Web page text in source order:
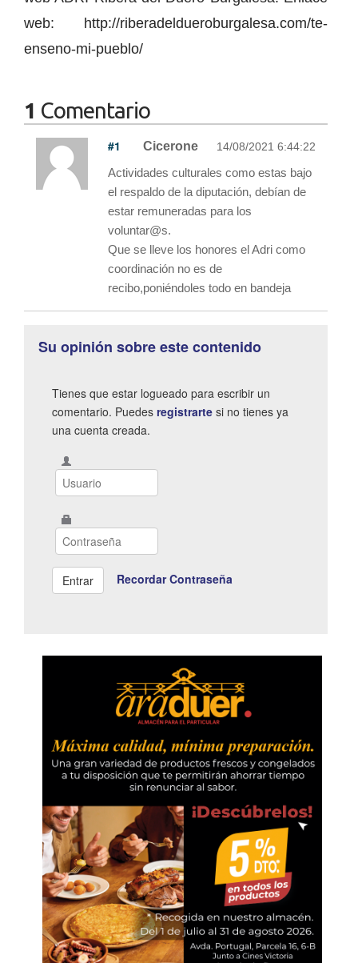
web: http://riberadeldueroburgalesa.com/te-
enseno-mi-pueblo/
1 Comentario
#1 Cicerone 14/08/2021 6:44:22
Actividades culturales como estas bajo
el respaldo de la diputación, debían de
estar remuneradas para los
voluntar@s.
Que se lleve los honores el Adri como
coordinación no es de
recibo,poniéndoles todo en bandeja
Su opinión sobre este contenido
Tienes que estar logueado para escribir un
comentario. Puedes registrarte si no tienes ya
una cuenta creada.
Recordar Contraseña